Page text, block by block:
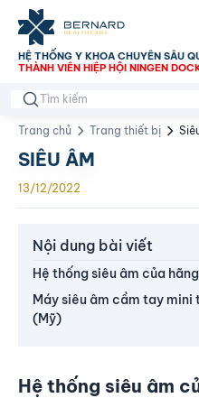
HỆ THỐNG Y KHOA CHUYÊN SÂU
THÀNH VIÊN HIỆP HỘI NINGEN
Trang chủ Trang thiết bị
SIÊU ÂM
13/12/2022
Nội dung bài viết
Hệ thống siêu âm của
Máy siêu âm cầm tay
(Mỹ)
Hệ thống siêu âm